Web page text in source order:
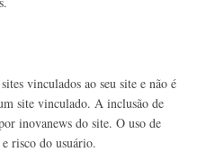
vinculados ao seu site e não é
site vinculado. A inclusão de
inovanews do site. O uso de
risco do usuário.